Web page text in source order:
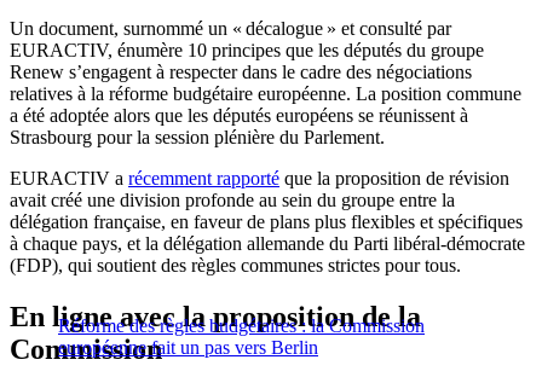
Un document, surnommé un « décalogue » et consulté par
EURACTIV, énumère 10 principes que les députés du groupe
Renew s’engagent à respecter dans le cadre des négociations
relatives à la réforme budgétaire européenne. La position commune
a été adoptée alors que les députés européens se réunissent à
Strasbourg pour la session plénière du Parlement.
EURACTIV a récemment rapporté que la proposition de révision
avait créé une division profonde au sein du groupe entre la
délégation française, en faveur de plans plus flexibles et spécifiques
à chaque pays, et la délégation allemande du Parti libéral-démocrate
(FDP), qui soutient des règles communes strictes pour tous.
Réforme des règles budgétaires : la Commission
européenne fait un pas vers Berlin
En ligne avec la proposition de la
Commission